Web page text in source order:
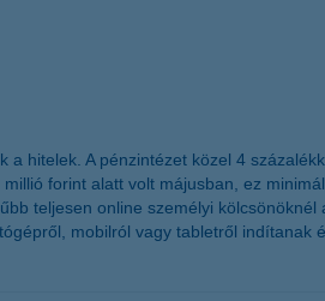
hitelek. A pénzintézet közel 4
forint alatt volt májusban, ez
teljesen online személyi kölcsönöknél
mobilról vagy tabletről indítanak